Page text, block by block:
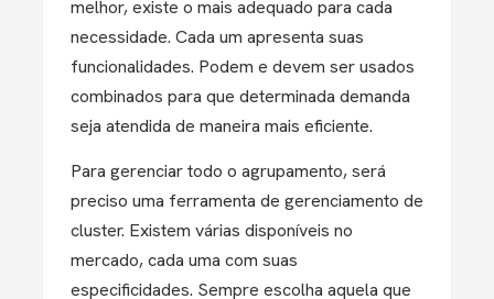
melhor, existe o mais adequado para cada
necessidade. Cada um apresenta suas
funcionalidades. Podem e devem ser usados
combinados para que determinada demanda
seja atendida de maneira mais eficiente.
Para gerenciar todo o agrupamento, será
preciso uma ferramenta de gerenciamento de
cluster. Existem várias disponíveis no
mercado, cada uma com suas
especificidades. Sempre escolha aquela que